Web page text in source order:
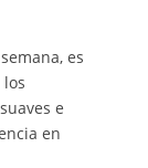
es
e
en